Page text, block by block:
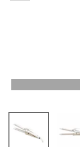
ログイン